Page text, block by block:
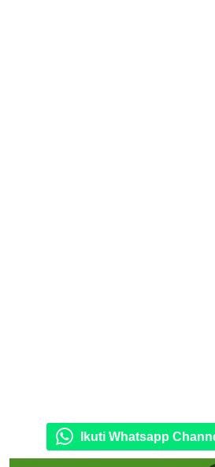
Ikuti Whatsapp